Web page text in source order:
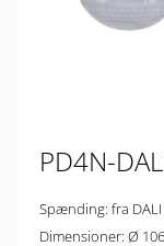
PD4N-
Spænding: